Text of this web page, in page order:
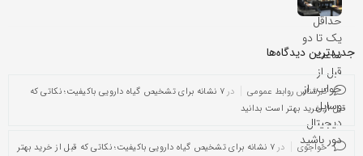
جدیدترین دیدگاه‌‌ها
کارشناس روابط عمومی در
۷ نشانه برای تشخیص گیاه دارویی باکیفیت؛ نکاتی که
قبل از خرید بهتر است بدانید
خواجوی در ۷ نشانه برای تشخیص گیاه دارویی باکیفیت؛ نکاتی که قبل از خرید بهتر